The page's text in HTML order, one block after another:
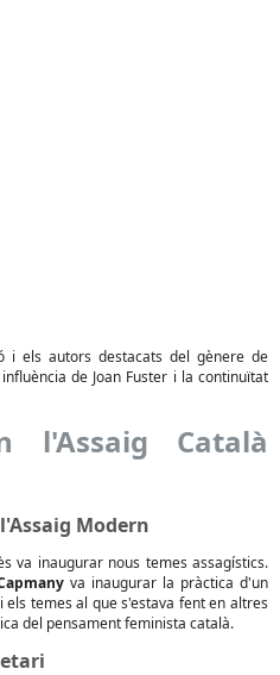
i els autors destacats del gènere de
de Joan Fuster i la continuïtat
l'Assaig Català
Modern
va inaugurar nous temes assagístics.
va inaugurar la pràctica d'un
temes al que s'estava fent en altres
del pensament feminista català.